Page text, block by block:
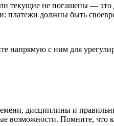
текущие не погашены —
платежи должны быть
напрямую с ним для
дисциплины и
возможности. Помните, что